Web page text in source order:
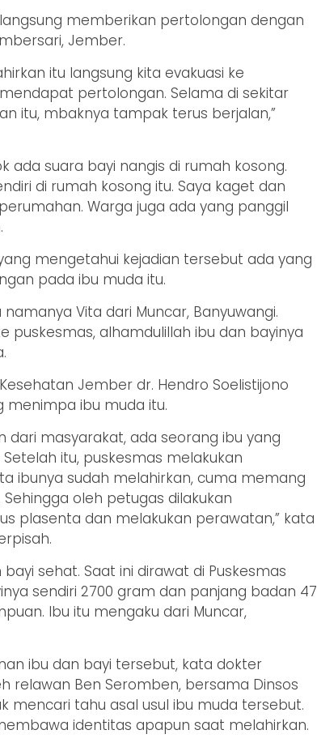
memberikan pertolongan dengan
Jember.
itu langsung kita evakuasi ke
pertolongan. Selama di sekitar
itu, mbaknya tampak terus berjalan,”
ada suara bayi nangis di rumah kosong.
di rumah kosong itu. Saya kaget dan
Warga juga ada yang panggil
mengetahui kejadian tersebut ada yang
pada ibu muda itu.
Vita dari Muncar, Banyuwangi.
puskesmas, alhamdulillah ibu dan bayinya
Jember dr. Hendro Soelistijono
menimpa ibu muda itu.
dari masyarakat, ada seorang ibu yang
itu, puskesmas melakukan
ibunya sudah melahirkan, cuma memang
oleh petugas dilakukan
plasenta dan melakukan perawatan,” kata
sehat. Saat ini dirawat di Puskesmas
sendiri 2700 gram dan panjang badan 47
Ibu itu mengaku dari Muncar,
ibu dan bayi tersebut, kata dokter
relawan Ben Seromben, bersama Dinsos
mencari tahu asal usul ibu muda tersebut.
identitas apapun saat melahirkan.